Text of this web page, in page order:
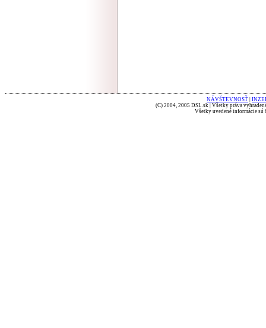
NÁVŠTEVNOSŤ
(C) 2004, 2005 DSL.sk | Všetky práva
Všetky uvedené informácie sú